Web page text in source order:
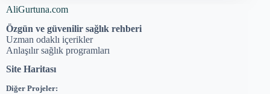
AliGurtuna.com
Özgün ve güvenilir sağlık rehberi
Uzman odaklı içerikler
Anlaşılır sağlık programları
Site Haritası
Diğer Projeler: